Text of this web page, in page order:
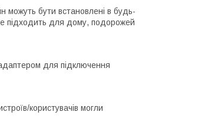
можуть бути встановлені в будь-
підходить для дому, подорожей
для підключення
користувачів могли